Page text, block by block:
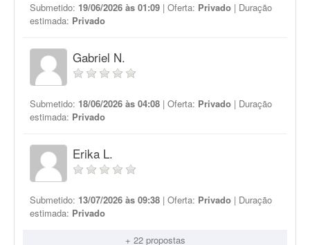
Submetido: 19/06/2026 às 01:09 | Oferta: Privado | Duração
estimada: Privado
Gabriel N.
Submetido: 18/06/2026 às 04:08 | Oferta: Privado | Duração
estimada: Privado
Erika L.
Submetido: 13/07/2026 às 09:38 | Oferta: Privado | Duração
estimada: Privado
+ 22 propostas